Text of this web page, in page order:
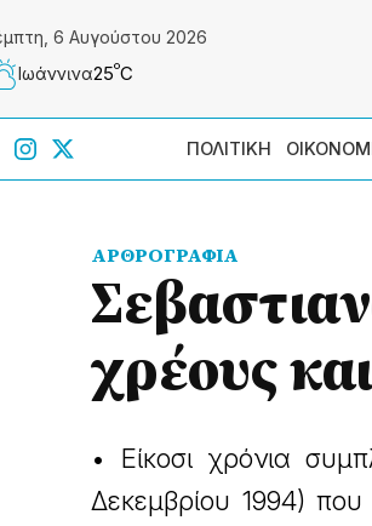
6 Αυγούστου 2026
Ιωάννɩνα25ºC
ΠΟΛΙΤΙΚΗ
ΑΡΘΡΟΓΡΑΦΙΑ
χρέους
• Είκοσι χρόνια
Δεκεμβρίου 1994)